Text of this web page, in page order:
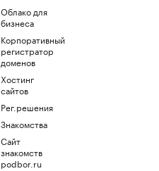
Облако для
бизнеса
Корпоративный
регистратор
доменов
Хостинг
сайтов
Рег.решения
Знакомства
Сайт
знакомств
podbor.ru